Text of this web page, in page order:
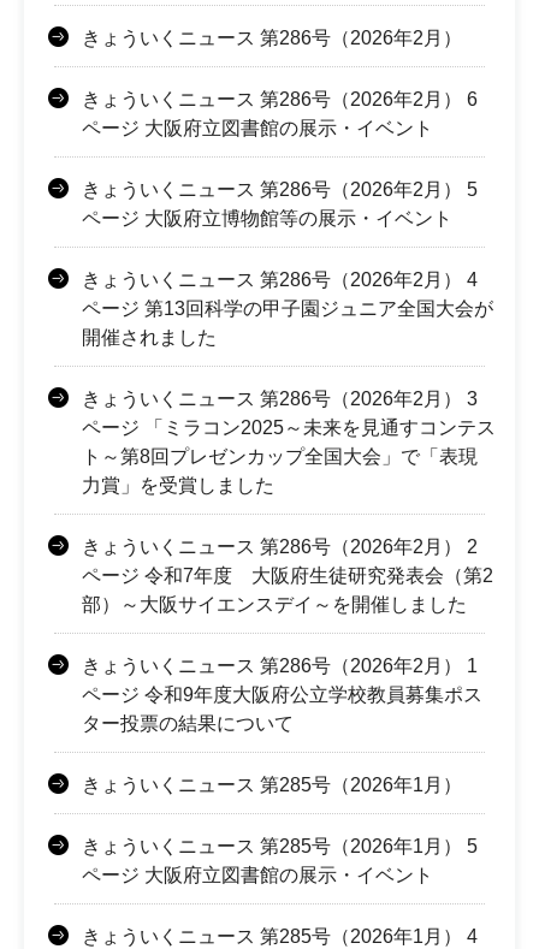
きょういくニュース 第286号（2026年2月）
きょういくニュース 第286号（2026年2月） 6
ページ 大阪府立図書館の展示・イベント
きょういくニュース 第286号（2026年2月） 5
ページ 大阪府立博物館等の展示・イベント
きょういくニュース 第286号（2026年2月） 4
ページ 第13回科学の甲子園ジュニア全国大会が
開催されました
きょういくニュース 第286号（2026年2月） 3
ページ 「ミラコン2025～未来を見通すコンテス
ト～第8回プレゼンカップ全国大会」で「表現
力賞」を受賞しました
きょういくニュース 第286号（2026年2月） 2
ページ 令和7年度 大阪府生徒研究発表会（第2
部）～大阪サイエンスデイ～を開催しました
きょういくニュース 第286号（2026年2月） 1
ページ 令和9年度大阪府公立学校教員募集ポス
ター投票の結果について
きょういくニュース 第285号（2026年1月）
きょういくニュース 第285号（2026年1月） 5
ページ 大阪府立図書館の展示・イベント
きょういくニュース 第285号（2026年1月） 4